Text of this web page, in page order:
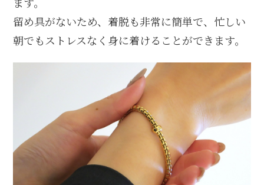
留め具がないため、着脱も非常に簡単で、忙しい
朝でもストレスなく身に着けることができます。